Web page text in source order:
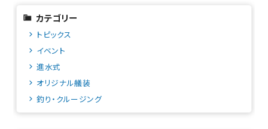
カテゴリー
トピックス
イベント
進水式
オリジナル艤装
釣り・クルージング